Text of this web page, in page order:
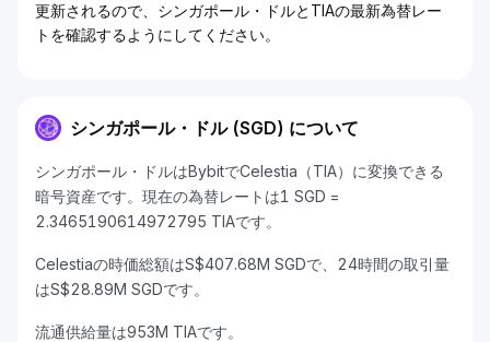
更新されるので、シンガポール・ドルとTIAの最新為替レー
トを確認するようにしてください。
シンガポール・ドル (SGD) について
シンガポール・ドルはBybitでCelestia（TIA）に変換できる
暗号資産です。現在の為替レートは1 SGD =
2.3465190614972795 TIAです。
Celestiaの時価総額はS$407.68M SGDで、24時間の取引量
はS$28.89M SGDです。
流通供給量は953M TIAです。